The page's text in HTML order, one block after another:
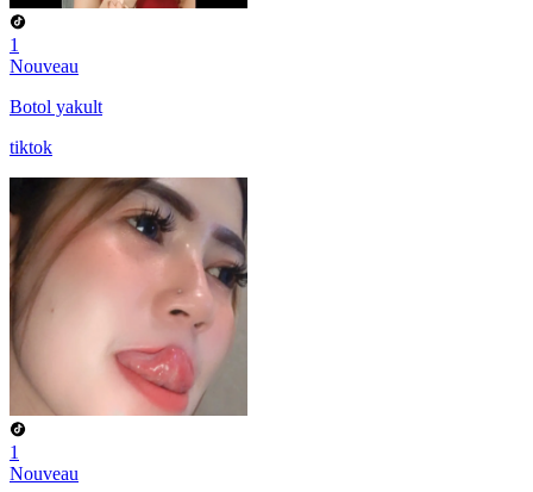
1
Nouveau
Botol yakult
tiktok
1
Nouveau